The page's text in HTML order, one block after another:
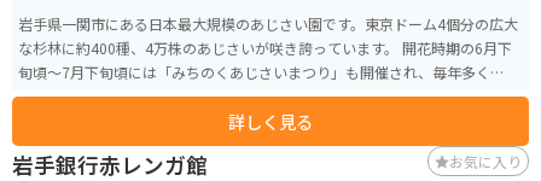
岩手県一関市にある日本最大規模のあじさい園です。東京ドーム4個分の広大
な杉林に約400種、4万株のあじさいが咲き誇っています。 開花時期の6月下
旬頃～7月下旬頃には「みちのくあじさいまつり」も開催され、毎年多くの
人々で賑わいます。屋外なので雨天は傘が必須ですが、雨の日ならではのあ
じさいの表情が楽しめます。園内にはキッチンカーやカフェなどが点在し休
憩がてら利用できます。 園内は山道となっており、舗装されておりませんの
で、歩きやすい防水の靴などがオススメです。運転手付きカートを利用して
詳しく見る
岩手銀行赤レンガ館 お気に入り